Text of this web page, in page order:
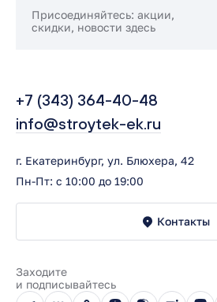
Присоединяйтесь: акции,
скидки, новости здесь
+7 (343) 364-40-48
info@stroytek-ek.ru
г. Екатеринбург, ул. Блюхера, 42
Пн-Пт: с 10:00 до 19:00
Контакты
Заходите
и подписывайтесь